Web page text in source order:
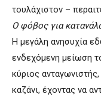
τουλάχιστον –
Ο φόβος για
Η μεγάλη ανησυχία
ενδεχόμενη μείωση
κύριος
καζάνι, έχοντας να